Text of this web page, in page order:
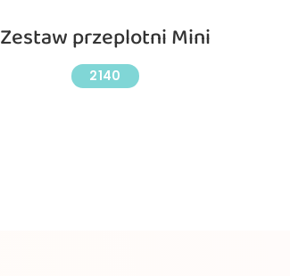
Zestaw przeplotni Mini
2140